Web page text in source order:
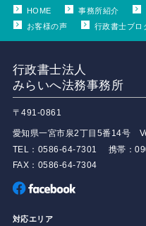
HOME 事務所紹介
お客様の声
行政書士ブロ
行政書士法人
みらいへ法務事務所
〒491-0861
愛知県一宮市泉2丁目5番14号
TEL：0586-64-7301 携帯：
FAX：0586-64-7304
対応エリア